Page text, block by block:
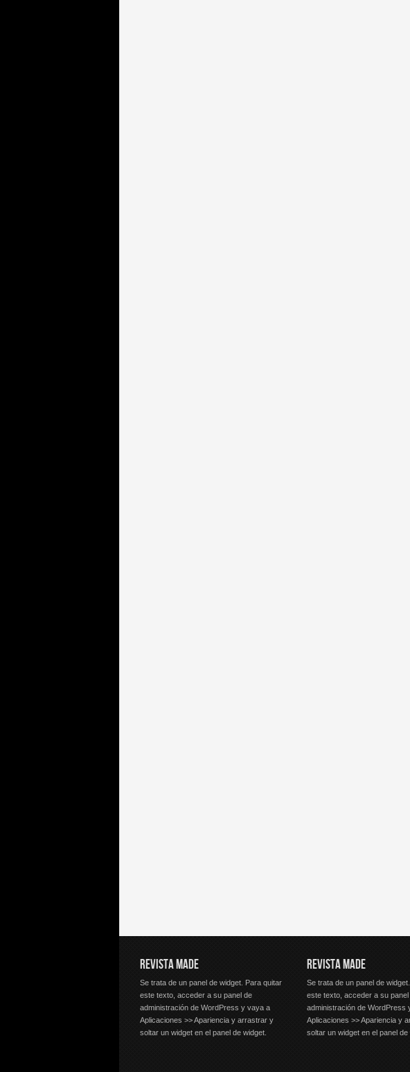
REVISTA MADE
Se trata de un panel de widget. Para quitar
este texto, acceder a su panel de
administración de WordPress y vaya a
Aplicaciones >> Apariencia y arrastrar y
soltar un widget en el panel de widget.
REVISTA MADE
Se trata de un panel de
este texto, acceder a su panel
administración de WordPress
Aplicaciones >> Apariencia y
soltar un widget en el panel de